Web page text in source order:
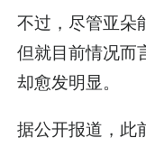
不过，尽管亚朵
但就目前情况而
却愈发明显。
据公开报道，此